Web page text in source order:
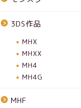
3DS作品
MHX
MHXX
MH4
MH4G
MHF